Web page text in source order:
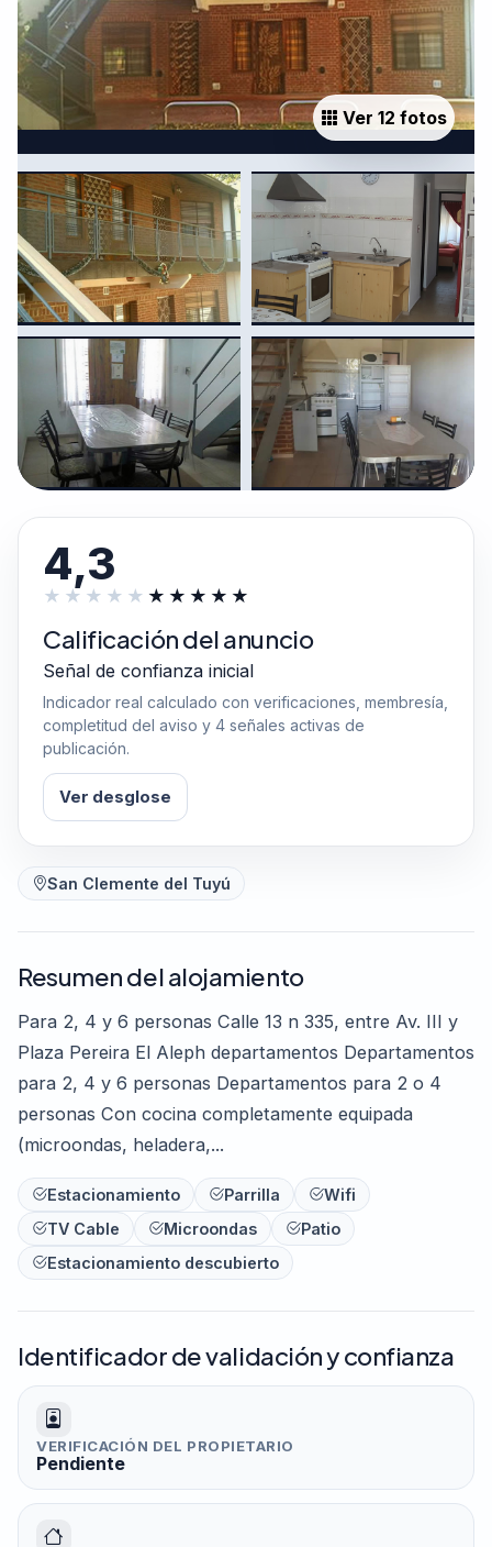
Ver 12 fotos
4,3
Calificación del anuncio
Señal de confianza inicial
Indicador real calculado con verificaciones, membresía,
completitud del aviso y 4 señales activas de
publicación.
Ver desglose
San Clemente del Tuyú
Resumen del alojamiento
Para 2, 4 y 6 personas Calle 13 n 335, entre Av. III y
Plaza Pereira El Aleph departamentos Departamentos
para 2, 4 y 6 personas Departamentos para 2 o 4
personas Con cocina completamente equipada
(microondas, heladera,...
Estacionamiento Parrilla
Wifi
TV Cable
Microondas
Patio
Estacionamiento descubierto
Identificador de validación y confianza
VERIFICACIÓN DEL PROPIETARIO
Pendiente